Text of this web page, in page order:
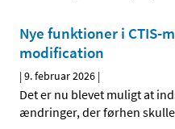
Nye funktioner i CTIS-
modification
|9. februar 2026 |
Det er nu blevet muligt at
ændringer, der førhen